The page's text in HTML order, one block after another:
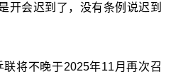
开会迟到了，没有条例说迟到
将不晚于2025年11月再次召